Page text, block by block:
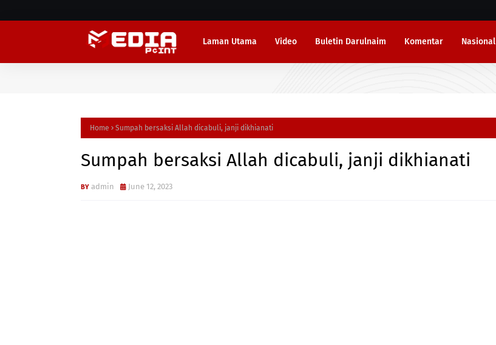
Laman Utama Video Buletin Darulnaim Komentar Nasional
Home Sumpah bersaksi Allah dicabuli, janji dikhianati
Sumpah bersaksi Allah dicabuli, janji dikhianati
admin June 12, 2023